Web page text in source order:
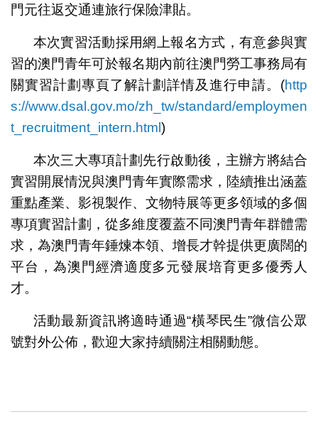
門元往返交通連旅行保險津貼。
本次實習活動採用網上報名方式，有意參與實
習的澳門青年可於報名期內前往澳門勞工事務局有
關實習計劃專頁了解計劃詳情及進行申請。(http
s://www.dsal.gov.mo/zh_tw/standard/employmen
t_recruitment_intern.html )
本次三大專項計劃先行啟動後，主辦方將結合
實習開展情況與澳門青年實際需求，陸續推出涵蓋
重點產業、影視製作、文物特展等更多領域的多個
專項實習計劃，從多維度覆蓋不同澳門青年群體需
求，為澳門青年錘煉本領、增長才幹提供更廣闊的
平台，為澳門經濟適度多元發展培育更多優秀人
才。
活動最新資訊將適時通過“橫琴民生”微信公眾
號對外公佈，歡迎大家持續關注相關動態。